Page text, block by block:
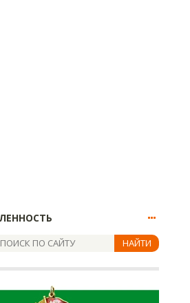
НАЙТИ